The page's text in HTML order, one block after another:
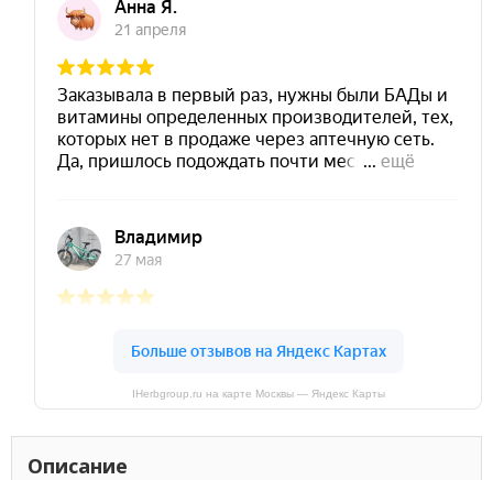
IHerbgroup.ru на карте Москвы — Яндекс Карты
Описание